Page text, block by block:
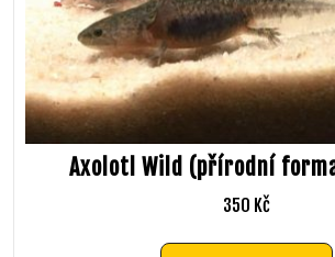
Axolotl Wild (přírodní
350 Kč